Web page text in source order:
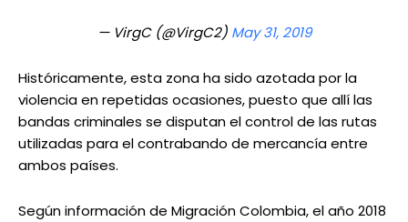
— VirgC (@VirgC2) May 31, 2019
Históricamente, esta zona ha sido azotada por la
violencia en repetidas ocasiones, puesto que allí las
bandas criminales se disputan el control de las rutas
utilizadas para el contrabando de mercancía entre
ambos países.
Según información de Migración Colombia, el año 2018